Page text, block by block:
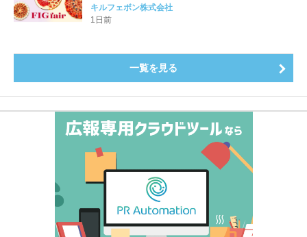
め、イチジク尽くしの全4種が登場8月20日（木）スタ
ート
キルフェボン株式会社
1日前
一覧を見る